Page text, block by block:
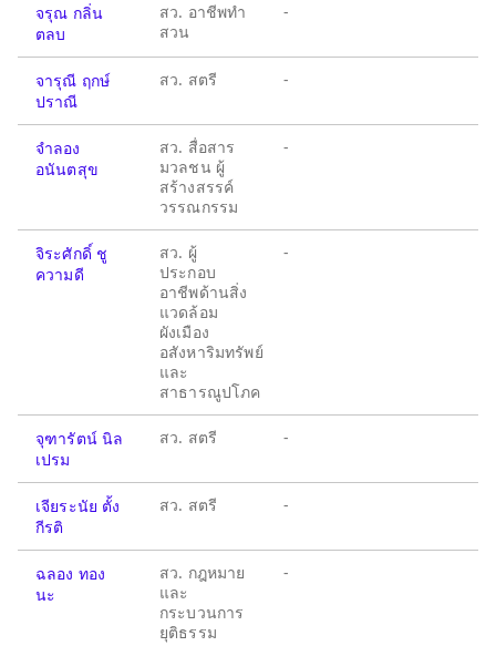
จรุณ กลิ่น
ตลบ
สว. อาชีพทำ
สวน
-
จารุณี ฤกษ์
ปราณี
สว. สตรี -
จำลอง
อนันตสุข
สว. สื่อสาร
มวลชน ผู้
สร้างสรรค์
วรรณกรรม
-
จิระศักดิ์ ชู
ความดี
สว. ผู้
ประกอบ
อาชีพด้านสิ่ง
แวดล้อม
ผังเมือง
อสังหาริมทรัพย์
และ
สาธารณูปโภค
-
จุฑารัตน์ นิล
เปรม
สว. สตรี -
เจียระนัย ตั้ง
กีรติ
สว. สตรี -
ฉลอง ทอง
นะ
สว. กฎหมาย
และ
กระบวนการ
ยุติธรรม
-